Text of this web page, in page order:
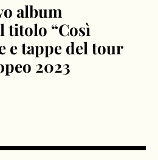
album
titolo “Così
e tappe del tour
2023